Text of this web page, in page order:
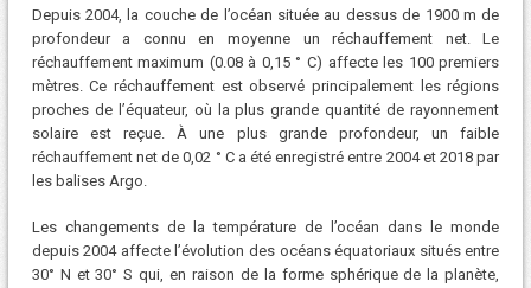
Depuis 2004, la couche de l’océan située au dessus de 1900 m de
profondeur a connu en moyenne un réchauffement net. Le
réchauffement maximum (0.08 à 0,15 ° C) affecte les 100 premiers
mètres. Ce réchauffement est observé principalement les régions
proches de l’équateur, où la plus grande quantité de rayonnement
solaire est reçue. À une plus grande profondeur, un faible
réchauffement net de 0,02 ° C a été enregistré entre 2004 et 2018 par
les balises Argo.
Les changements de la température de l’océan dans le monde
depuis 2004 affecte l’évolution des océans équatoriaux situés entre
30° N et 30° S qui, en raison de la forme sphérique de la planète,